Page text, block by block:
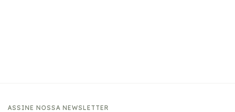
ASSINE NOSSA NEWSLETTER